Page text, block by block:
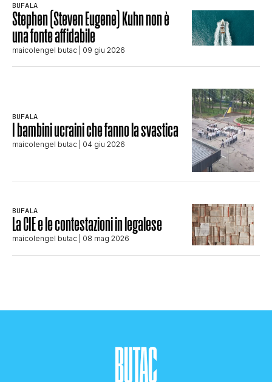
BUFALA
Stephen (Steven Eugene) Kuhn non è
una fonte affidabile
maicolengel butac | 09 giu 2026
BUFALA
I bambini ucraini che fanno la svastica
maicolengel butac | 04 giu 2026
BUFALA
La CIE e le contestazioni in legalese
maicolengel butac | 08 mag 2026